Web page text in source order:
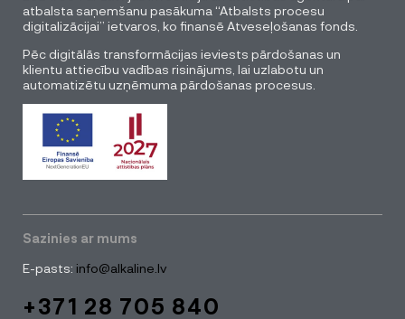
atbalsta saņemšanu pasākuma “Atbalsts procesu
digitalizācijai” ietvaros, ko finansē Atveseļošanas fonds.
Pēc digitālās transformācijas ieviests pārdošanas un
klientu attiecību vadības risinājums, lai uzlabotu un
automatizētu uzņēmuma pārdošanas procesus.
Sazinies ar mums
E-pasts: info@alkaline.lv
+371 28 705 840